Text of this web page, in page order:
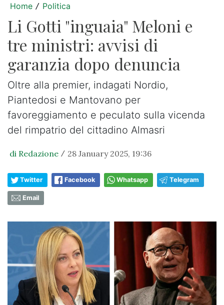
Home / Politica
Li Gotti "inguaia" Meloni e
tre ministri: avvisi di
garanzia dopo denuncia
Oltre alla premier, indagati Nordio,
Piantedosi e Mantovano per
favoreggiamento e peculato sulla vicenda
del rimpatrio del cittadino Almasri
di Redazione / 28 January 2025, 19:36
Twitter Facebook Whatsapp Telegram
Email